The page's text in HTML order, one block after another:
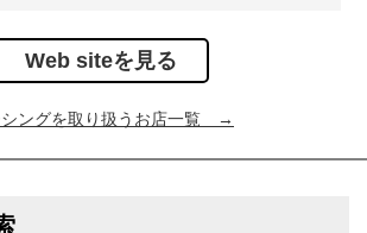
Web siteを見る
シングを取り扱うお店一覧 →